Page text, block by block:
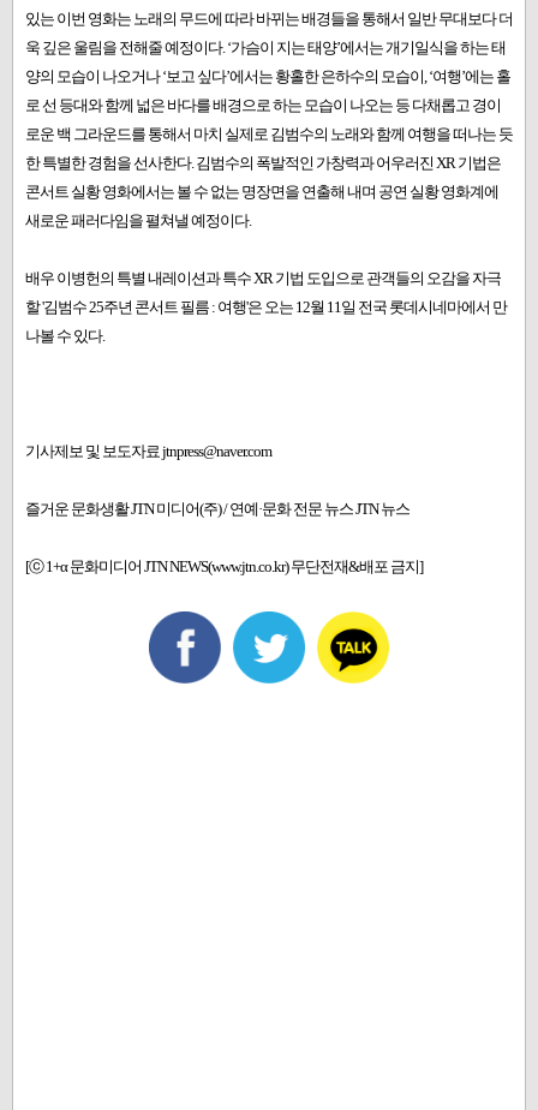
있는 이번 영화는 노래의 무드에 따라 바뀌는 배경들을 통해서 일반 무대보다 더
욱 깊은 울림을 전해줄 예정이다. ‘가슴이 지는 태양’에서는 개기일식을 하는 태
양의 모습이 나오거나 ‘보고 싶다’에서는 황홀한 은하수의 모습이, ‘여행’에는 홀
로 선 등대와 함께 넓은 바다를 배경으로 하는 모습이 나오는 등 다채롭고 경이
로운 백 그라운드를 통해서 마치 실제로 김범수의 노래와 함께 여행을 떠나는 듯
한 특별한 경험을 선사한다. 김범수의 폭발적인 가창력과 어우러진 XR 기법은
콘서트 실황 영화에서는 볼 수 없는 명장면을 연출해 내며 공연 실황 영화계에
새로운 패러다임을 펼쳐낼 예정이다.
배우 이병헌의 특별 내레이션과 특수 XR 기법 도입으로 관객들의 오감을 자극
할 '김범수 25주년 콘서트 필름 : 여행'은 오는 12월 11일 전국 롯데시네마에서 만
나볼 수 있다.
기사제보 및 보도자료 jtnpress@naver.com
즐거운 문화생활 JTN 미디어(주) / 연예·문화 전문 뉴스 JTN 뉴스
[ⓒ 1+α 문화미디어 JTN NEWS(www.jtn.co.kr) 무단전재&배포 금지]